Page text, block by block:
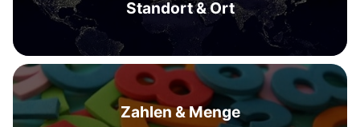
Standort & Ort
Zahlen & Menge